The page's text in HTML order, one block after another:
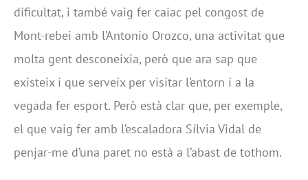
dificultat, i també vaig fer caiac pel congost de
Mont-rebei amb l’Antonio Orozco, una activitat que
molta gent desconeixia, però que ara sap que
existeix i que serveix per visitar l’entorn i a la
vegada fer esport. Però està clar que, per exemple,
el que vaig fer amb l’escaladora Sílvia Vidal de
penjar-me d’una paret no està a l’abast de tothom.